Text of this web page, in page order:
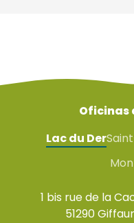
Oficinas
Lac du Der
1 bis rue de la
51290